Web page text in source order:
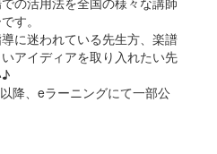
す。
に迷われている先生方、楽譜
アイディアを取り入れたい先
降、eラーニングにて一部公